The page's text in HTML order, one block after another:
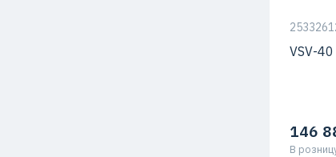
VSV-40
146
В